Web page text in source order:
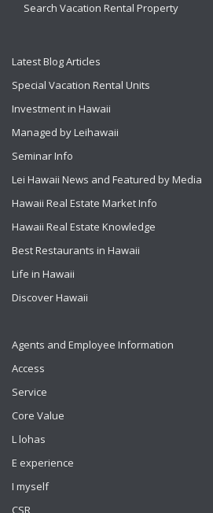
Search Vacation Rental Property
Latest Blog Articles
Special Vacation Rental Units
Investment in Hawaii
Managed by Leihawaii
Seminar Info
Lei Hawaii News and Featured by Media
Hawaii Real Estate Market Info
Hawaii Real Estate Knowledge
Best Restaurants in Hawaii
Life in Hawaii
Discover Hawaii
Agents and Employee Information
Access
Service
Core Value
L lohas
E experience
I myself
CSR